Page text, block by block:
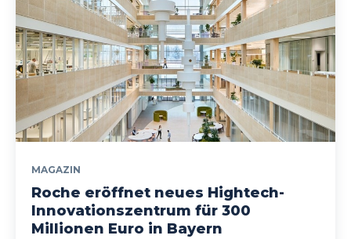
MAGAZIN
Roche eröffnet neues Hightech-
Innovationszentrum für 300
Millionen Euro in Bayern